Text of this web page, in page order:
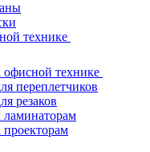
технике
офисной технике
переплетчиков
резаков
ламинаторам
проекторам